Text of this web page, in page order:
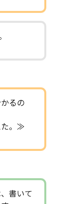
るの
た。≫
書いて